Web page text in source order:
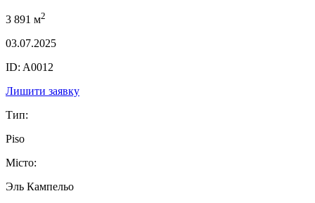
3 891 м2
03.07.2025
ID: A0012
Лишити заявку
Тип:
Piso
Місто:
Эль Кампельо